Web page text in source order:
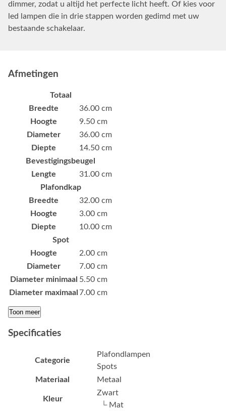
dimmer, zodat u altijd het perfecte licht heeft. Of kies voor
led lampen die in drie stappen worden gedimd met uw
bestaande schakelaar.
Afmetingen
Totaal
Breedte
36.00 cm
Hoogte
9.50 cm
Diameter
36.00 cm
Diepte
14.50 cm
Bevestigingsbeugel
Lengte
31.00 cm
Plafondkap
Breedte
32.00 cm
Hoogte
3.00 cm
Diepte
10.00 cm
Spot
Hoogte
2.00 cm
Diameter
7.00 cm
Diameter minimaal 5.50 cm
Diameter maximaal 7.00 cm
Toon meer
Specificaties
Categorie
Plafondlampen
Spots
Materiaal
Metaal
Kleur
Zwart
└ Mat